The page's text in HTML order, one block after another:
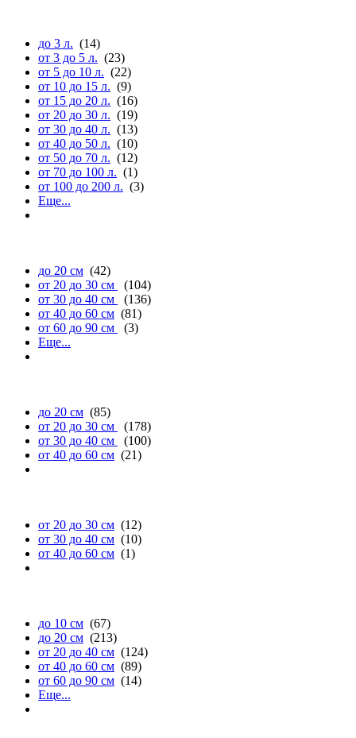
до 3 л. (14)
от 3 до 5 л. (23)
от 5 до 10 л. (22)
от 10 до 15 л. (9)
от 15 до 20 л. (16)
от 20 до 30 л. (19)
от 30 до 40 л. (13)
от 40 до 50 л. (10)
от 50 до 70 л. (12)
от 70 до 100 л. (1)
от 100 до 200 л. (3)
Еще...
до 20 см (42)
от 20 до 30 см
(104)
от 30 до 40 см
(136)
от 40 до 60 см (81)
от 60 до 90 см
(3)
Еще...
до 20 см (85)
от 20 до 30 см
(178)
от 30 до 40 см
(100)
от 40 до 60 см (21)
от 20 до 30 см (12)
от 30 до 40 см (10)
от 40 до 60 см (1)
до 10 см (67)
до 20 см (213)
от 20 до 40 см (124)
от 40 до 60 см (89)
от 60 до 90 см (14)
Еще...